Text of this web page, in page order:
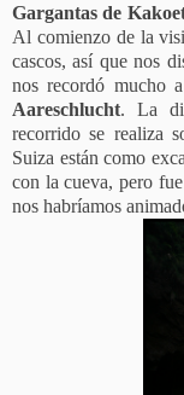
Gargantas de
Al comienzo de la
cascos, así que nos
nos recordó mucho
Aareschlucht. La
recorrido se realiza
Suiza están como
con la cueva, pero
nos habríamos